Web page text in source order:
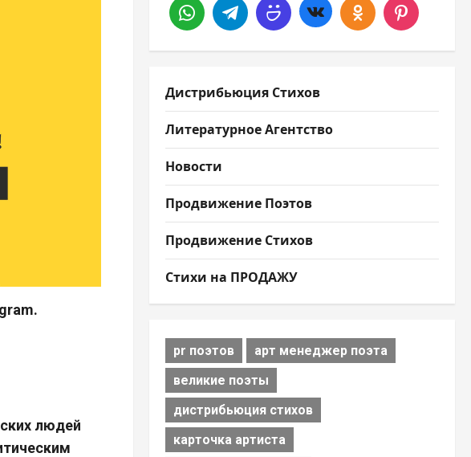
людей
Дистрибьюция Стихов
Литературное Агентство
Новости
Продвижение Поэтов
Продвижение Стихов
Стихи на ПРОДАЖУ
pr поэтов
арт менеджер поэта
великие поэты
дистрибьюция стихов
карточка артиста